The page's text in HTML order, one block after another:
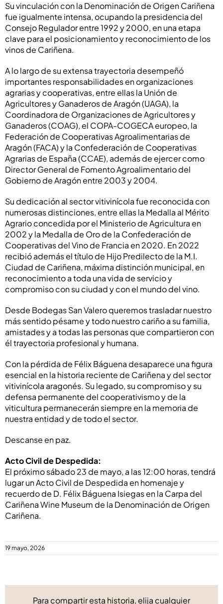
Su vinculación con la Denominación de Origen Cariñena
fue igualmente intensa, ocupando la presidencia del
Consejo Regulador entre 1992 y 2000, en una etapa
clave para el posicionamiento y reconocimiento de los
vinos de Cariñena.
A lo largo de su extensa trayectoria desempeñó
importantes responsabilidades en organizaciones
agrarias y cooperativas, entre ellas la Unión de
Agricultores y Ganaderos de Aragón (UAGA), la
Coordinadora de Organizaciones de Agricultores y
Ganaderos (COAG), el COPA-COGECA europeo, la
Federación de Cooperativas Agroalimentarias de
Aragón (FACA) y la Confederación de Cooperativas
Agrarias de España (CCAE), además de ejercer como
Director General de Fomento Agroalimentario del
Gobierno de Aragón entre 2003 y 2004.
Su dedicación al sector vitivinícola fue reconocida con
numerosas distinciones, entre ellas la Medalla al Mérito
Agrario concedida por el Ministerio de Agricultura en
2002 y la Medalla de Oro de la Confederación de
Cooperativas del Vino de Francia en 2020. En 2022
recibió además el título de Hijo Predilecto de la M.I.
Ciudad de Cariñena, máxima distinción municipal, en
reconocimiento a toda una vida de servicio y
compromiso con su ciudad y con el mundo del vino.
Desde Bodegas San Valero queremos trasladar nuestro
más sentido pésame y todo nuestro cariño a su familia,
amistades y a todas las personas que compartieron con
él trayectoria profesional y humana.
Con la pérdida de Félix Báguena desaparece una figura
esencial en la historia reciente de Cariñena y del sector
vitivinícola aragonés. Su legado, su compromiso y su
defensa permanente del cooperativismo y de la
viticultura permanecerán siempre en la memoria de
nuestra entidad y de todo el sector.
Descanse en paz.
Acto Civil de Despedida:
El próximo sábado 23 de mayo, a las 12:00 horas, tendrá
lugar un Acto Civil de Despedida en homenaje y
recuerdo de D. Félix Báguena Isiegas en la Carpa del
Cariñena Wine Museum de la Denominación de Origen
Cariñena.
19 mayo, 2026
Para compartir esta historia, elija cualquier